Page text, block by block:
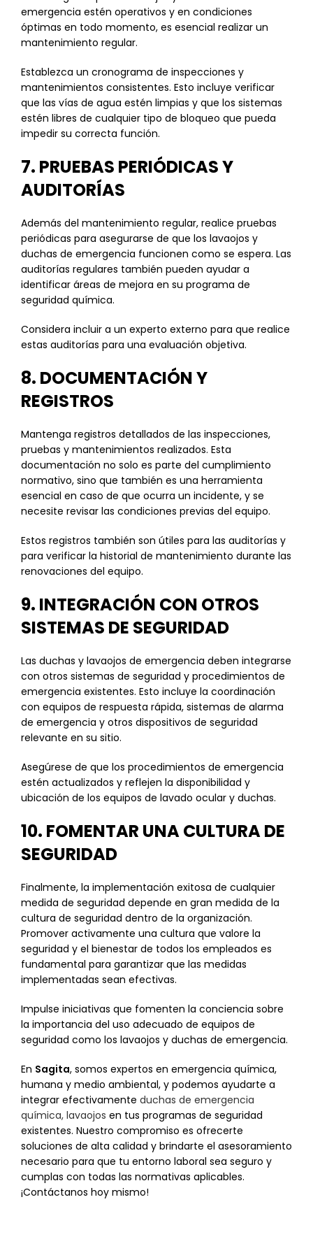
emergencia estén operativos y en condiciones
óptimas en todo momento, es esencial realizar un
mantenimiento regular.
Establezca un cronograma de inspecciones y
mantenimientos consistentes. Esto incluye verificar
que las vías de agua estén limpias y que los sistemas
estén libres de cualquier tipo de bloqueo que pueda
impedir su correcta función.
7. PRUEBAS PERIÓDICAS Y
AUDITORÍAS
Además del mantenimiento regular, realice pruebas
periódicas para asegurarse de que los lavaojos y
duchas de emergencia funcionen como se espera. Las
auditorías regulares también pueden ayudar a
identificar áreas de mejora en su programa de
seguridad química.
Considera incluir a un experto externo para que realice
estas auditorías para una evaluación objetiva.
8. DOCUMENTACIÓN Y
REGISTROS
Mantenga registros detallados de las inspecciones,
pruebas y mantenimientos realizados. Esta
documentación no solo es parte del cumplimiento
normativo, sino que también es una herramienta
esencial en caso de que ocurra un incidente, y se
necesite revisar las condiciones previas del equipo.
Estos registros también son útiles para las auditorías y
para verificar la historial de mantenimiento durante las
renovaciones del equipo.
9. INTEGRACIÓN CON OTROS
SISTEMAS DE SEGURIDAD
Las duchas y lavaojos de emergencia deben integrarse
con otros sistemas de seguridad y procedimientos de
emergencia existentes. Esto incluye la coordinación
con equipos de respuesta rápida, sistemas de alarma
de emergencia y otros dispositivos de seguridad
relevante en su sitio.
Asegúrese de que los procedimientos de emergencia
estén actualizados y reflejen la disponibilidad y
ubicación de los equipos de lavado ocular y duchas.
10. FOMENTAR UNA CULTURA DE
SEGURIDAD
Finalmente, la implementación exitosa de cualquier
medida de seguridad depende en gran medida de la
cultura de seguridad dentro de la organización.
Promover activamente una cultura que valore la
seguridad y el bienestar de todos los empleados es
fundamental para garantizar que las medidas
implementadas sean efectivas.
Impulse iniciativas que fomenten la conciencia sobre
la importancia del uso adecuado de equipos de
seguridad como los lavaojos y duchas de emergencia.
En Sagita, somos expertos en emergencia química,
humana y medio ambiental, y podemos ayudarte a
integrar efectivamente duchas de emergencia
química, lavaojos en tus programas de seguridad
existentes. Nuestro compromiso es ofrecerte
soluciones de alta calidad y brindarte el asesoramiento
necesario para que tu entorno laboral sea seguro y
cumplas con todas las normativas aplicables.
¡Contáctanos hoy mismo!